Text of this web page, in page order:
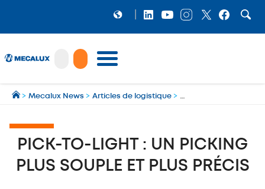
LOGICIELS
MECALUX NEWS
NOS RÉFÉRENCES
SHOWROOM
> Mecalux News > Articles de logistique >
PICK-TO-LIGHT : UN PICKING
PLUS SOUPLE ET PLUS PRÉCIS